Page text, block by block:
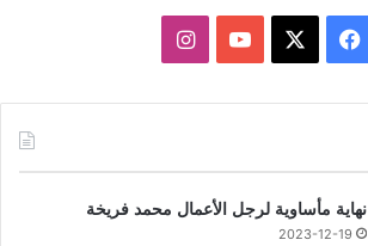
فيسبوك يوتيوبانستقرام
نهاية مأساوية لرجل الأعمال محمد فريخة
2023-12-19